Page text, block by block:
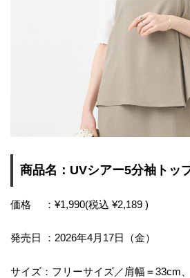
商品名：UVシアー5分袖トッ
価格 ：¥1,990(税込 ¥2,189 )
発売日 ：2026年4月17日（金）
サイズ：フリーサイズ／肩幅＝33cm、